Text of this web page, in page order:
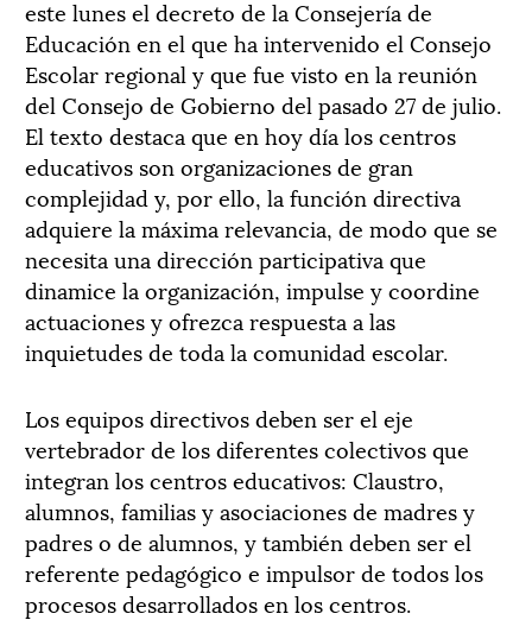
este lunes el decreto de la Consejería de
Educación en el que ha intervenido el Consejo
Escolar regional y que fue visto en la reunión
del Consejo de Gobierno del pasado 27 de julio.
El texto destaca que en hoy día los centros
educativos son organizaciones de gran
complejidad y, por ello, la función directiva
adquiere la máxima relevancia, de modo que se
necesita una dirección participativa que
dinamice la organización, impulse y coordine
actuaciones y ofrezca respuesta a las
inquietudes de toda la comunidad escolar.
Los equipos directivos deben ser el eje
vertebrador de los diferentes colectivos que
integran los centros educativos: Claustro,
alumnos, familias y asociaciones de madres y
padres o de alumnos, y también deben ser el
referente pedagógico e impulsor de todos los
procesos desarrollados en los centros.